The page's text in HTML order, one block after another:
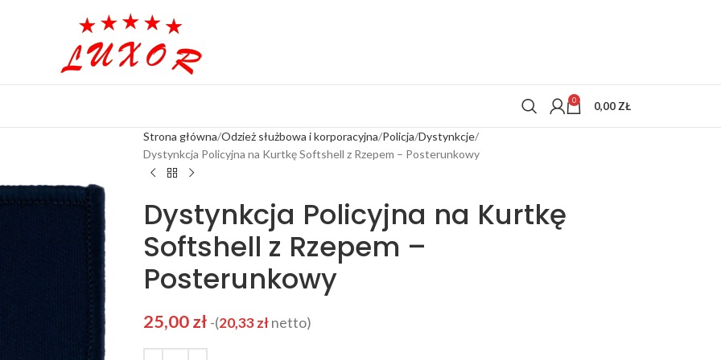
0 0,00 ZŁ
Strona główna Odzież służbowa i korporacyjna Policja Dystynkcje
Dystynkcja Policyjna na Kurtkę Softshell z Rzepem – Posterunkowy
Dystynkcja Policyjna na Kurtkę
Softshell z Rzepem –
Posterunkowy
25,00zł -(20,33złnetto)